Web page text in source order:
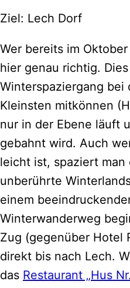
Ziel: Lech Dorf
Wer bereits im
hier genau richtig.
Winterspaziergang bei
Kleinsten mitkönnen
nur in der Ebene läuft
gebahnt wird. Auch
leicht ist, spaziert man
unberührte
einem
Winterwanderweg
Zug (gegenüber Hotel
direkt bis nach Lech.
das Restaurant „Hus